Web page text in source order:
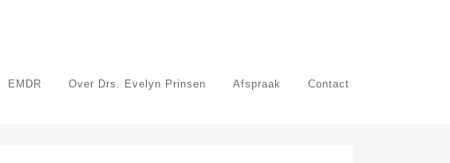
EMDR Over Drs. Evelyn Prinsen Afspraak Contact